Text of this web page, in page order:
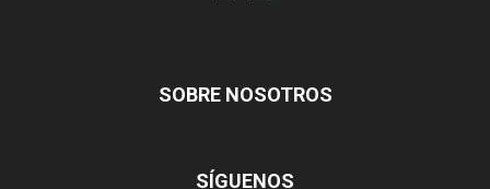
SOBRE NOSOTROS
SÍGUENOS